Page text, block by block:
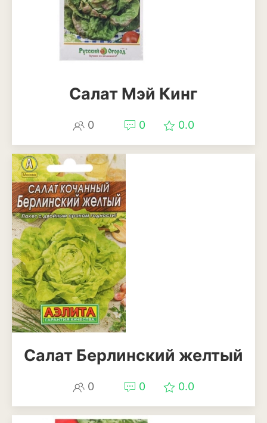
Слива
Смородина
Фундук или лещина
Хурма
Черешня
Шелковица
Яблоня
Пряные и лекарственные
растения
Базилик
Кинза или кориандр
Салат Мэй Кинг
0 0 0.0
Салат Берлинский желтый
0 0 0.0